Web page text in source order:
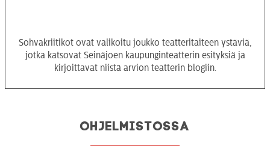
Sohvakriitikot ovat valikoitu joukko teatteritaiteen ystäviä,
jotka katsovat Seinäjoen kaupunginteatterin esityksiä ja
kirjoittavat niistä arvion teatterin blogiin.
Ohjelmistossa